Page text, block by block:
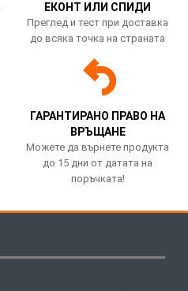
ЕКОНТ ИЛИ СПИДИ
Преглед и тест при доставка
до всяка точка на страната
ГАРАНТИРАНО ПРАВО НА
ВРЪЩАНЕ
Можете да върнете продукта
до 15 дни от датата на
поръчката!